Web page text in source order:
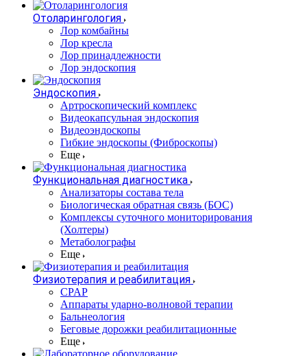
Отоларингология
Лор комбайны
Лор кресла
Лор принадлежности
Лор эндоскопия
Эндоскопия
Артроскопический комплекс
Видеокапсульная эндоскопия
Видеоэндоскопы
Гибкие эндоскопы (Фиброcкопы)
Еще
Функциональная диагностика
Анализаторы состава тела
Биологическая обратная связь (БОС)
Комплексы суточного мониторирования
(Холтеры)
Метаболографы
Еще
Физиотерапия и реабилитация
CPAP
Аппараты ударно-волновой терапии
Бальнеология
Беговые дорожки реабилитационные
Еще